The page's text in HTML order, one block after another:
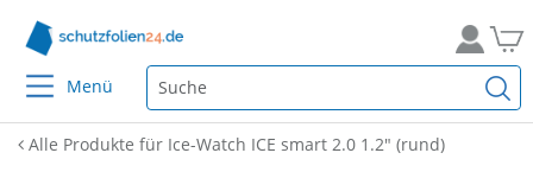
Menü
Alle Produkte für Ice-Watch ICE smart 2.0 1.2" (rund)